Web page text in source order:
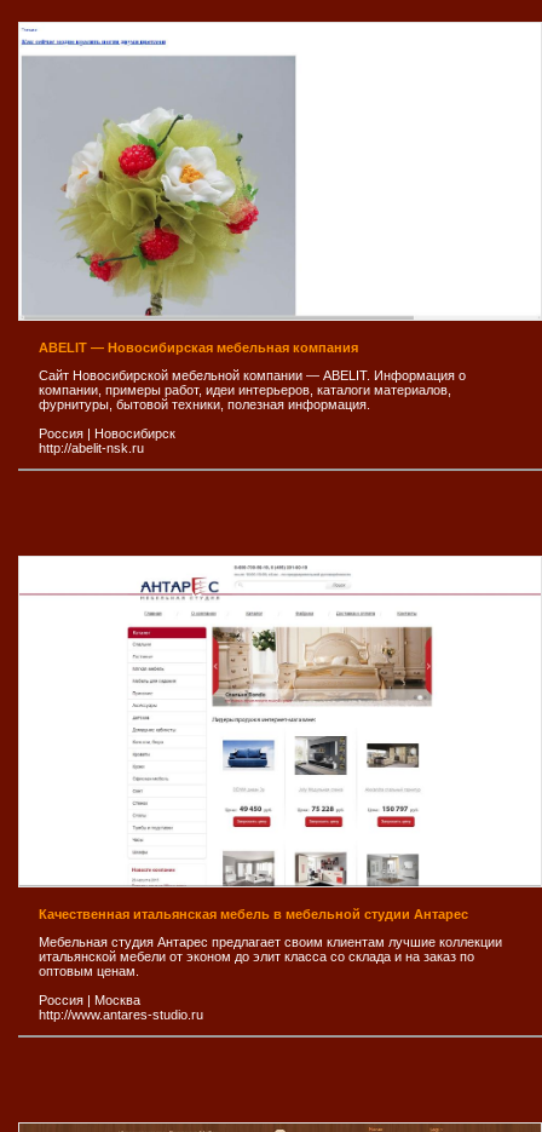
ABELIT — Новосибирская мебельная компания
Сайт Новосибирской мебельной компании — ABELIT. Информация о
компании, примеры работ, идеи интерьеров, каталоги материалов,
фурнитуры, бытовой техники, полезная информация.
Россия | Новосибирск
http://abelit-nsk.ru
Качественная итальянская мебель в мебельной студии Антарес
Мебельная студия Антарес предлагает своим клиентам лучшие коллекции
итальянской мебели от эконом до элит класса со склада и на заказ по
оптовым ценам.
Россия | Москва
http://www.antares-studio.ru